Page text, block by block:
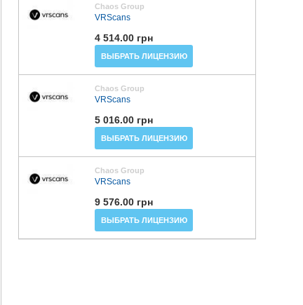
Chaos Group
VRScans
4 514.00 грн
ВЫБРАТЬ ЛИЦЕНЗИЮ
Chaos Group
VRScans
5 016.00 грн
ВЫБРАТЬ ЛИЦЕНЗИЮ
Chaos Group
VRScans
9 576.00 грн
ВЫБРАТЬ ЛИЦЕНЗИЮ